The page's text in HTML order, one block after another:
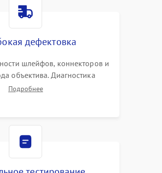
дефектовка
шлейфов, коннекторов и
объектива. Диагностика
цепей питания и
Подробнее